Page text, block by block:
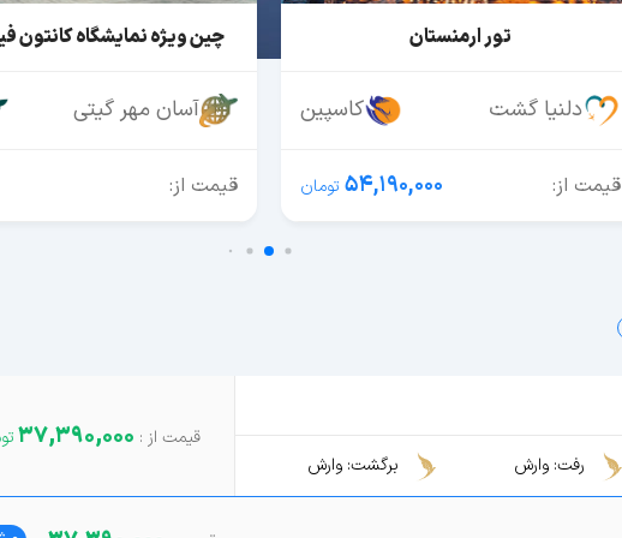
چین ویژه نمایشگاه کانتون فیر گوانجو
آسان مهر گیتی ماهان
قیمت از: 495 دلار
مجری مستقیم تور
قصر شایان
قیمت از:
رفت: وارش برگشت: وارش
37,390,000